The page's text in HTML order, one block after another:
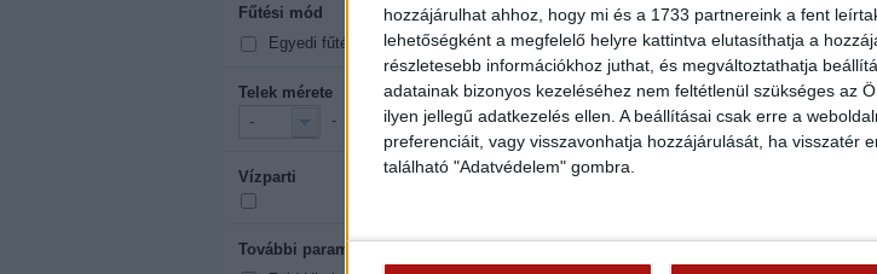
hozzájárulhat ahhoz, hogy mi és a 1733 partnereink a fent
lehetőségként a megfelelő helyre kattintva elutasíthatja a
részletesebb információkhoz juthat, és megváltoztathatja
adatainak bizonyos kezeléséhez nem feltétlenül szükséges az
ilyen jellegű adatkezelés ellen. A beállításai csak erre a
preferenciáit, vagy visszavonhatja hozzájárulását, ha visszatér
található "Adatvédelem" gombra.
Fűtési mód mutasd mind
Egyedi fűtés
Telek mérete
- - m2
Vízparti
További paraméterek